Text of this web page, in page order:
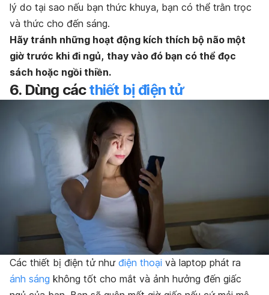
lý do tại sao nếu bạn thức khuya, bạn có thể trằn trọc
và thức cho đến sáng.
Hãy tránh những hoạt động kích thích bộ não một
giờ trước khi đi ngủ, thay vào đó bạn có thể đọc
sách hoặc ngồi thiền.
6. Dùng cácthiết bị điện tử
Các thiết bị điện tử như điện thoại và laptop phát ra
ánh sáng không tốt cho mắt và ảnh hưởng đến giấc